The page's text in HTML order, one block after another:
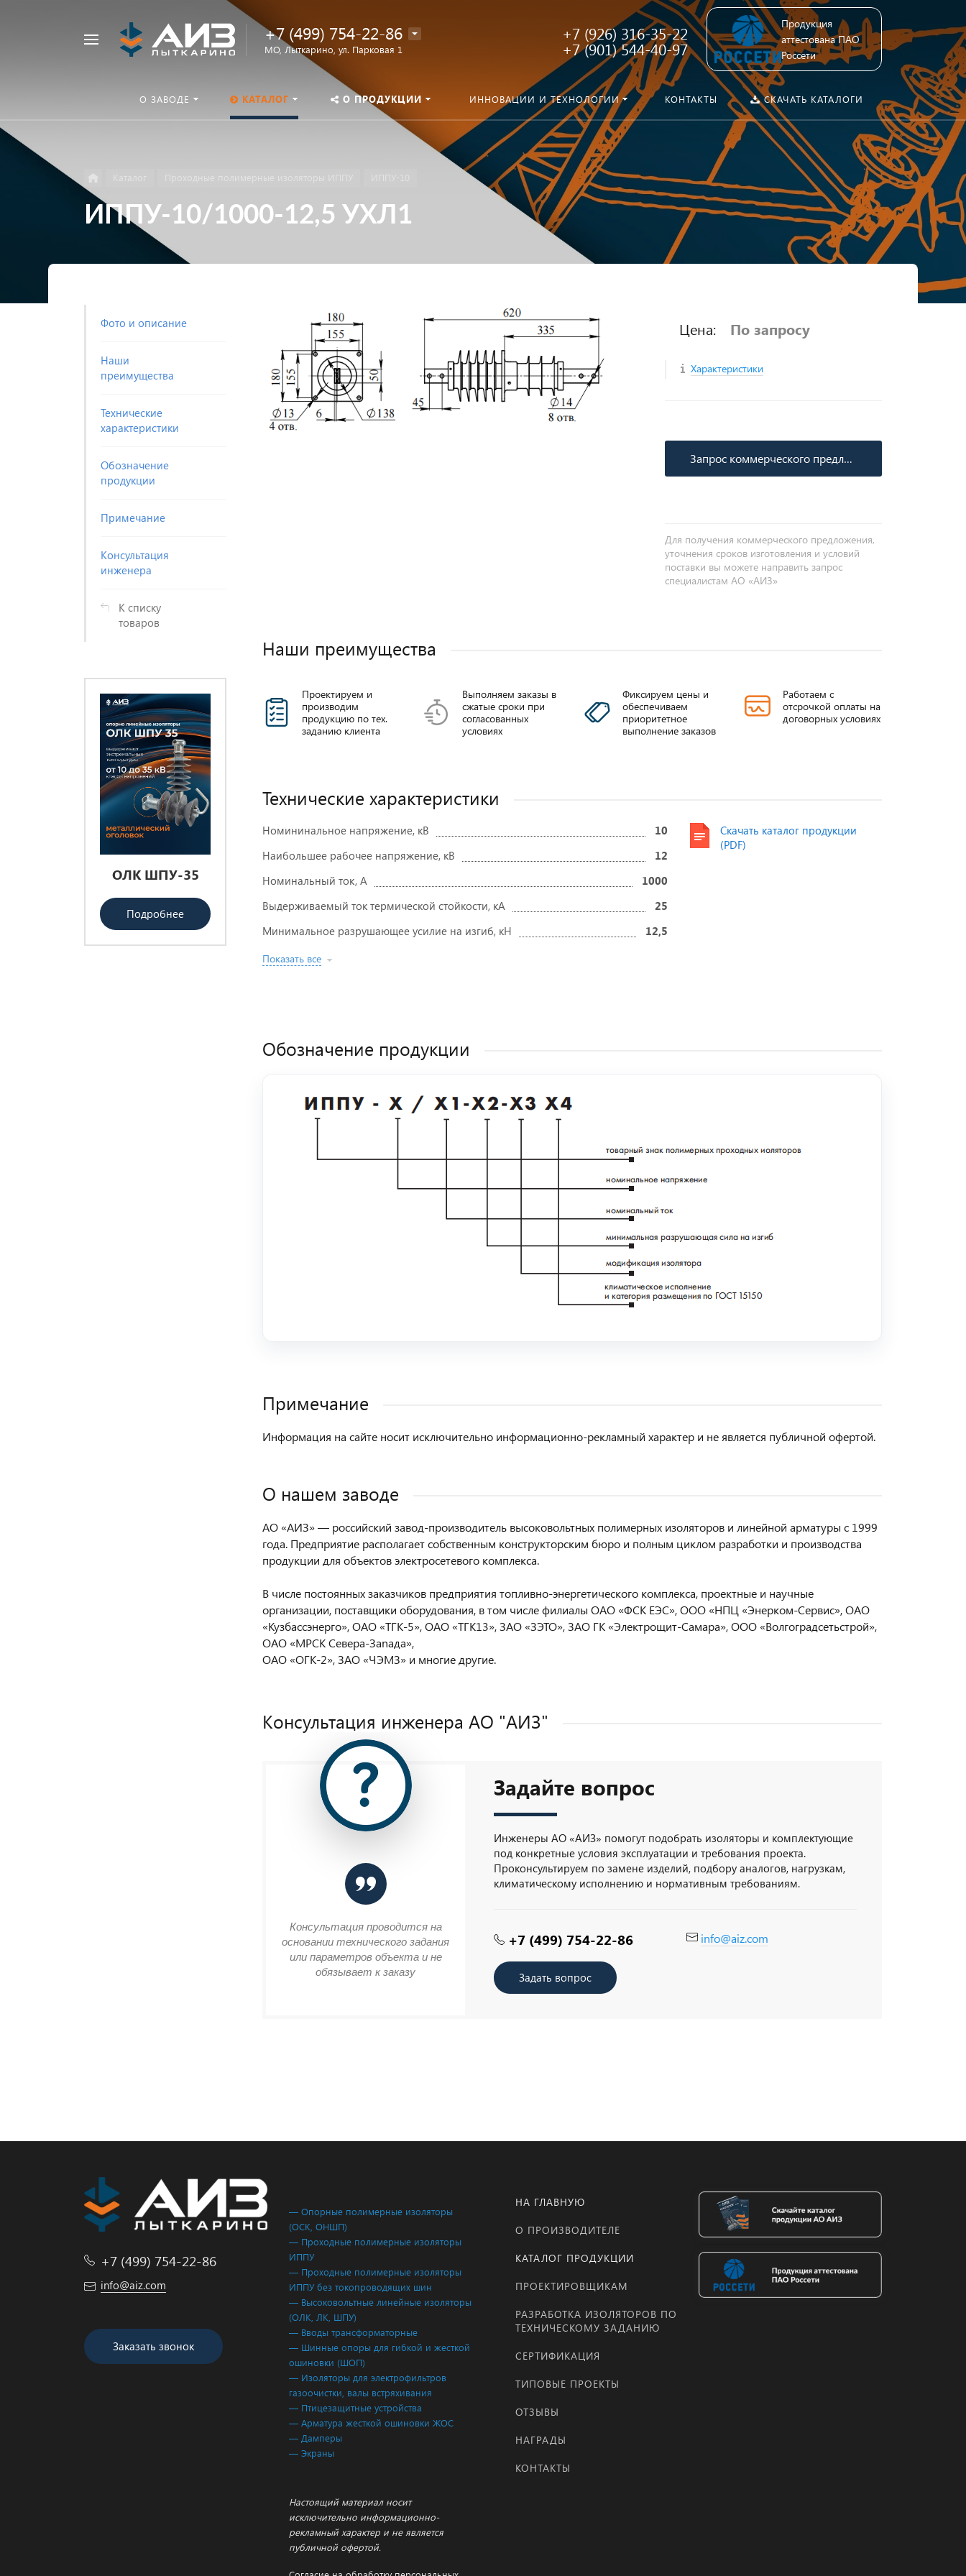
+7 (499) 754-22-86
МО, Лыткарино, ул. Парковая 1
+7 (926) 316-35-22
+7 (901) 544-40-97
Продукция
аттестована ПАО
Россети
О ЗАВОДЕ КАТАЛОГ О ПРОДУКЦИИ ИННОВАЦИИ И ТЕХНОЛОГИИ КОНТАКТЫ СКАЧАТЬ КАТАЛОГИ
ИППУ-10/1000-12,5 УХЛ1
Фото и описание
Наши
преимущества
Технические
характеристики
Обозначение
продукции
Примечание
Консультация
инженера
К списку
товаров
Проходные
ИППУ
Подробнее
ИППУ от 3-
35/400-4500A
Подробнее
трансформаторные
ППВм-35
ОЛК ШПУ-35
Подробнее
Цена: По запросу
Характеристики
Запрос коммерческого предложения
Для получения коммерческого предложения,
уточнения сроков изготовления и условий
поставки вы можете направить запрос
специалистам АО «АИЗ»
Наши преимущества
Проектируем и
производим
продукцию по тех.
заданию клиента
Выполняем заказы в
сжатые сроки при
согласованных
условиях
Фиксируем цены и
обеспечиваем
приоритетное
выполнение заказов
Работаем с
отсрочкой оплаты на
договорных условиях
Технические характеристики
Номининальное напряжение, кВ
10
Наибольшее рабочее напряжение, кВ
12
Номинальный ток, А
1000
Выдерживаемый ток термической стойкости, кА
25
Минимальное разрушающее усилие на изгиб, кН
12,5
Показать все
Скачать каталог продукции
(PDF)
Обозначение продукции
Примечание
Информация на сайте носит исключительно информационно-рекламный характер и не является публичной офертой.
О нашем заводе
АО «АИЗ» — российский завод-производитель высоковольтных полимерных изоляторов и линейной арматуры с 1999
года. Предприятие располагает собственным конструкторским бюро и полным циклом разработки и производства
продукции для объектов электросетевого комплекса.
В числе постоянных заказчиков предприятия топливно-энергетического комплекса, проектные и научные
организации, поставщики оборудования, в том числе филиалы ОАО «ФСК ЕЭС», ООО «НПЦ «Энерком-Сервис», ОАО
«Кузбассэнерго», ОАО «ТГК-5», ОАО «ТГК13», ЗАО «ЗЭТО», ЗАО ГК «Электрощит-Самара», ООО «Волгоградсетьстрой»,
ОАО «МРСК Севера-Заnада»,
ОАО «ОГК-2», ЗАО «ЧЭМЗ» и многие другие.
Консультация инженера AO "АИЗ"
Задайте вопрос
Инженеры АО «АИЗ» помогут подобрать изоляторы и комплектующие
под конкретные условия эксплуатации и требования проекта.
Проконсультируем по замене изделий, подбору аналогов, нагрузкам,
климатическому исполнению и нормативным требованиям.
+7 (499) 754-22-86 info@aiz.com
Задать вопрос
Консультация проводится на
основании технического задания
или параметров объекта и не
обязывает к заказу
+7 (499) 754-22-86
info@aiz.com
Заказать звонок
— Опорные полимерные изоляторы
(ОСК, ОНШП)
— Проходные полимерные изоляторы
ИППУ
— Проходные полимерные изоляторы
ИППУ без токопроводящих шин
— Высоковольтные линейные изоляторы
(ОЛК, ЛК, ШПУ)
— Вводы трансформаторные
— Шинные опоры для гибкой и жесткой
ошиновки (ШОП)
— Изоляторы для электрофильтров
газоочистки, валы встряхивания
— Птицезащитные устройства
— Арматура жесткой ошиновки ЖОС
— Дамперы
— Экраны
Настоящий материал носит
исключительно информационно-
рекламный характер и не является
публичной офертой.
НА ГЛАВНУЮ
О ПРОИЗВОДИТЕЛЕ
КАТАЛОГ ПРОДУКЦИИ
ПРОЕКТИРОВЩИКАМ
РАЗРАБОТКА ИЗОЛЯТОРОВ ПО
ТЕХНИЧЕСКОМУ ЗАДАНИЮ
СЕРТИФИКАЦИЯ
ТИПОВЫЕ ПРОЕКТЫ
ОТЗЫВЫ
НАГРАДЫ
КОНТАКТЫ